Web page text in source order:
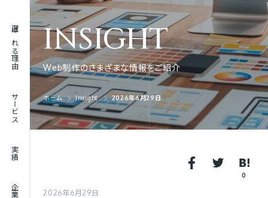
選ばれる理由
サービス
実績
実績
ABOUT
企業情報
RECRUIT
採用情報
INSIGHT
Web制作のさまざまな情報をご紹介
ホーム Insight 2026年6月29日
0
2026年6月29日